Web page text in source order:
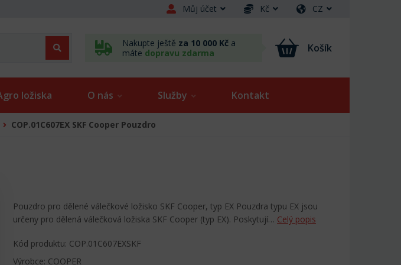
Můj účet Kč CZ
Nakupte ještě za 10 000 Kč a
máte dopravu zdarma Košík
ložiska O nás Služby Kontakt
COP.01C607EX SKF Cooper Pouzdro
Pouzdro pro dělené válečkové ložisko SKF Cooper, typ EX Pouzdra typu EX jsou
určeny pro dělená válečková ložiska SKF Cooper (typ EX). Poskytují… Celý popis
Kód produktu: COP.01C607EXSKF
Výrobce: COOPER